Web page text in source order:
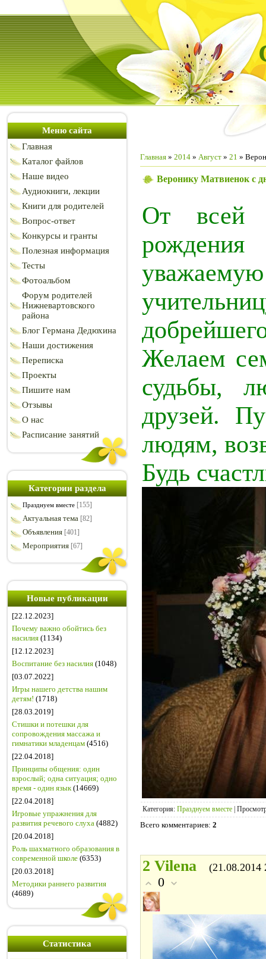
Меню сайта
Главная
Каталог файлов
Наше видео
Аудиокниги, лекции
Книги для родителей
Вопрос-ответ
Конкурсы и гранты
Полезная информация
Тесты
Фотоальбом
Форум родителей
Нижневартовского
района
Блог Германа Дедюхина
Наши достижения
Переписка
Проекты
Пишите нам
Отзывы
О нас
Расписание занятий
Категории раздела
Празднуем вместе [155]
Актуальная тема [82]
Объявления [401]
Мероприятия [67]
Новые публикации
[22.12.2023]
Почему важно обойтись без
насилия (1134)
[12.12.2023]
Воспитание без насилия (1048)
[03.07.2022]
Игры нашего детства нашим
детям! (1718)
[28.03.2019]
Стишки и потешки для
сопровождения массажа и
гимнатики младенцам (4516)
[22.04.2018]
Принципы общения: один
взрослый; одна ситуация; одно
время - один язык(14669)
[22.04.2018]
Игровые упражнения для
развития речевого слуха (4882)
[20.04.2018]
Роль шахматного образования в
современной школе (6353)
[20.03.2018]
Методики раннего развития
(4689)
Статистика
Главная » 2014 » Август » 21 »
Веронику Матвиенок с
От всей
Желаем
судьбы,
друзей.
людям,
Будь
Категория: Празднуем вместе
Всего комментариев: 2
2 Vilena (21.08.2014
0